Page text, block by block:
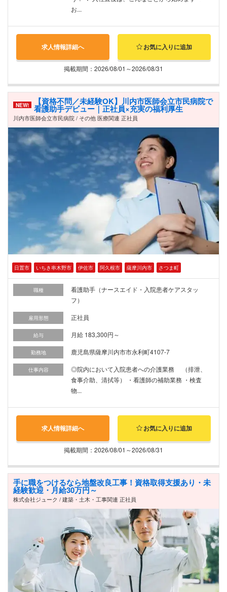
お...
求人情報詳細へ お気に入りに追加
掲載期間：2026/08/01～2026/08/31
NEW! 【資格不問／未経験OK】川内市医師会立市民病院で
看護助手デビュー｜正社員×充実の福利厚生
川内市医師会立市民病院 / その他 医療関連 正社員
日置市 いちき串木野市 伊佐市 阿久根市 薩摩川内市 さつま町
職種
看護助手（ナースエイド・入院患者ケアスタッ
フ）
雇用形態 正社員
給与 月給 183,300円～
勤務地 鹿児島県薩摩川内市市永利町4107-7
仕事内容
◎院内において入院患者への介護業務 （排泄、
食事介助、清拭等） ・看護師の補助業務 ・検査
物...
求人情報詳細へ お気に入りに追加
掲載期間：2026/08/01～2026/08/31
手に職をつけるなら地盤改良工事！資格取得支援あり・未
経験歓迎・月給30万円～
株式会社ジューク / 建築・土木・工事関連 正社員